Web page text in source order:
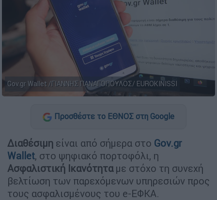
Gov.gr Wallet /ΓΙΑΝΝΗΣ ΠΑΝΑΓΟΠΟΥΛΟΣ/ EUROKINISSI
Προσθέστε το ΕΘΝΟΣ στη Google
Διαθέσιμη είναι από σήμερα στο Gov.gr
Wallet, στο ψηφιακό πορτοφόλι, η
Ασφαλιστική Ικανότηταμε στόχο τη συνεχή
βελτίωση των παρεχόμενων υπηρεσιών προς
τους ασφαλισμένους του e-ΕΦΚΑ.